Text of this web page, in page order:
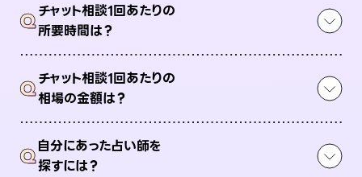
Qチャット相談1回あたりの
所要時間は？
Qチャット相談1回あたりの
相場の金額は？
Q自分にあった占い師を
探すには？